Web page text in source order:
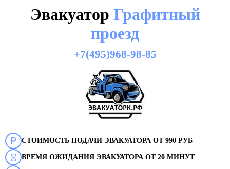
Эвакуатор Графитный
проезд
+7(495)968-98-85
СТОИМОСТЬ ПОДАЧИ ЭВАКУАТОРА ОТ 990 РУБ
ВРЕМЯ ОЖИДАНИЯ ЭВАКУАТОРА ОТ 20 МИНУТ